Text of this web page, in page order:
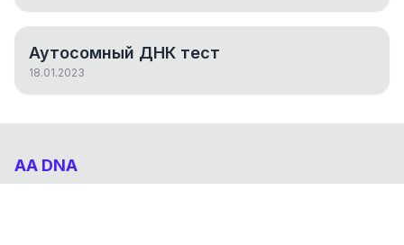
Аутосомный ДНК тест
18.01.2023
AA DNA